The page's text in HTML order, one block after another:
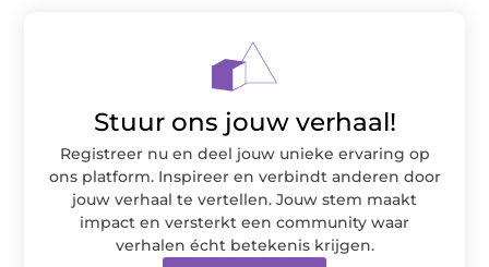
Stuur ons jouw verhaal!
Registreer nu en deel jouw unieke ervaring op
ons platform. Inspireer en verbindt anderen door
jouw verhaal te vertellen. Jouw stem maakt
impact en versterkt een community waar
verhalen écht betekenis krijgen.